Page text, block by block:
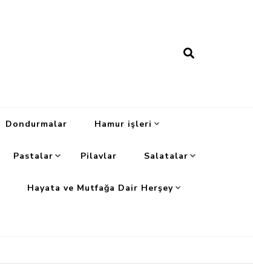
Dondurmalar Hamur işleri
Pastalar Pilavlar Salatalar
Hayata ve Mutfağa Dair Herşey